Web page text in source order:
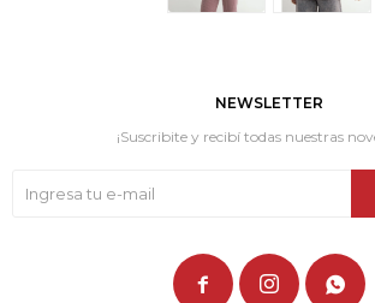
NEWSLETTER
¡Suscribite y recibí todas nuestras
  